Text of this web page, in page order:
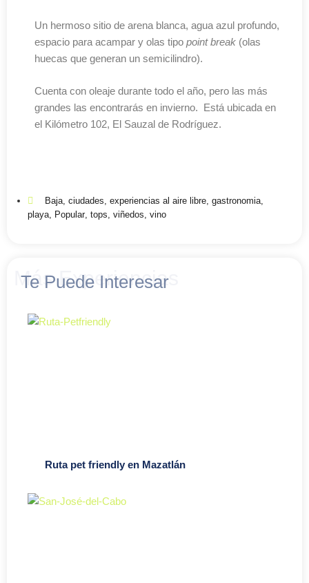
Un hermoso sitio de arena blanca, agua azul profundo,
espacio para acampar y olas tipo point break (olas
huecas que generan un semicilindro).
Cuenta con oleaje durante todo el año, pero las más
grandes las encontrarás en invierno. Está ubicada en
el Kilómetro 102, El Sauzal de Rodríguez.
Baja ciudades experiencias al aire libre gastronomia
playa Popular, tops viñedos vino
Más Experiencias
Te Puede Interesar
Ruta pet friendly en Mazatlán